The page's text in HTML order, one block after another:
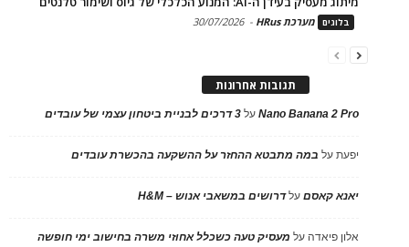
בלוגים מערכת HRus -
30/07/2026
תגובות אחרונות
Nano Banana 2 Proעל 3 דרכים לבניית ביטחון עצמי של עובדים
יפעתעל במה מתבטא ההחזר על ההשקעה בהכשרת עובדים
יאנא קאסםעלדרושים במשאבי אנוש – H&M
אלון פיאדה על מעסיק טעה כשכלל אחוזי משרה בחישוב ימי חופשה